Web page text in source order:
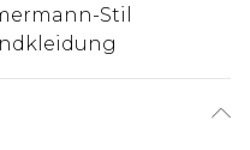
Stil